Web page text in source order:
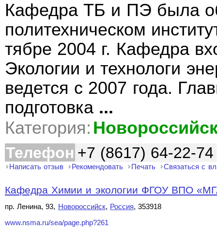
Кафедра ТБ и ПЭ была
политехническом
тябре 2004 г. Кафедра
Экологии и технологи
ведется с 2007 года.
подготовка ...
Категория:
Телефон +7 (8617) 64-22-74
Написать отзыв Рекомендовать Печать Связаться с
Кафедра Химии и экологии ФГОУ ВПО
пр. Ленина, 93, Новороссийск, Россия, 353918
www.nsma.ru/sea/page.php?261